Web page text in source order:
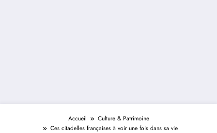
Accueil
Culture & Patrimoine
Ces citadelles françaises à voir une fois dans sa vie